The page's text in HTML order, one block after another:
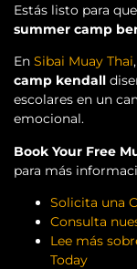
Estás listo para
summer camp
En Sibai Muay Thai
camp kendall
escolares en un
emocional.
Book Your Free
para más
Solicita una
Consulta
Lee más
Today